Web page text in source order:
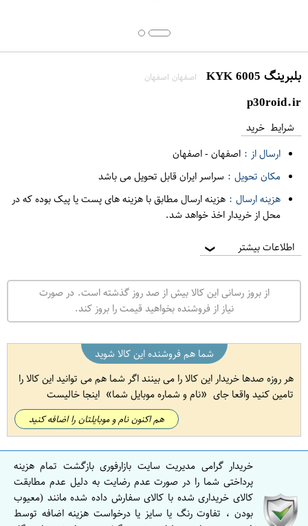
بلبرینگ 6005 KYK اصفهان اصفهان
p30roid.ir
شرایط خرید
ارسال از : اصفهان-اصفهان
مکان تحویل : سراسر ایران قابل تحویل می باشد
هزینه ارسال : هزینه ارسال مطابق با هزینه های پست یا پیک بوده که در
محل از خریدار اخذ خواهد شد.
اطلاعات بیشتر ❯
از بروز رسانی این کالا بیش از صد روز گذشته است. در صورت
نیاز از فروشنده بخواهید قیمت را بروز کند.
شما هم فروشنده این کالا شوید
هر روزه صدها خریدار این کالا را می بینند اگر شما هم می توانید این کالا را
تامین کنید واقعا جای
نام و شماره موبایل شما اینجا خالیست
هم اکنون نام و موبایلتان را اضافه کنید
خریدار گرامی مدیریت سایت بازارفوری بازگشت تمام هزینه
پرداختی شما را در صورت عدم رضایت به دلیل عدم مطابقت
کالای خریداری شده با کالای سفارش داده شده مانند (معیوب
بودن ، تفاوت رنگ یا سایز یا درخواست هزینه اضافه توسط